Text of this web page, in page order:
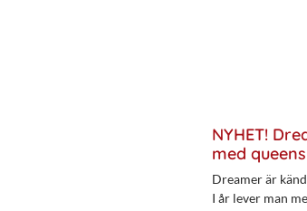
NYHET!
med
Dreamer är
I år lever man